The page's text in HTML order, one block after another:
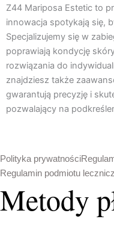
e
b
o
o
k
t
a
g
r
a
m
Z44 Mariposa Estetic to
innowacja spotykają się,
Specjalizujemy się w
poprawiają kondycję
rozwiązania do
znajdziesz także
gwarantują precyzję i
pozwalający na
Polityka prywatności
Regulamin podmiotu
Metody